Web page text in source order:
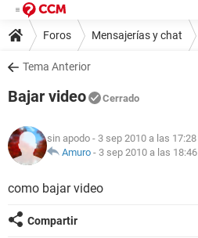
Foros Mensajerías y chat
Tema Anterior
Bajar video Cerrado
sin apodo - 3 sep 2010 a las 17:28
Amuro - 3 sep 2010 a las 18:46
como bajar video
Compartir